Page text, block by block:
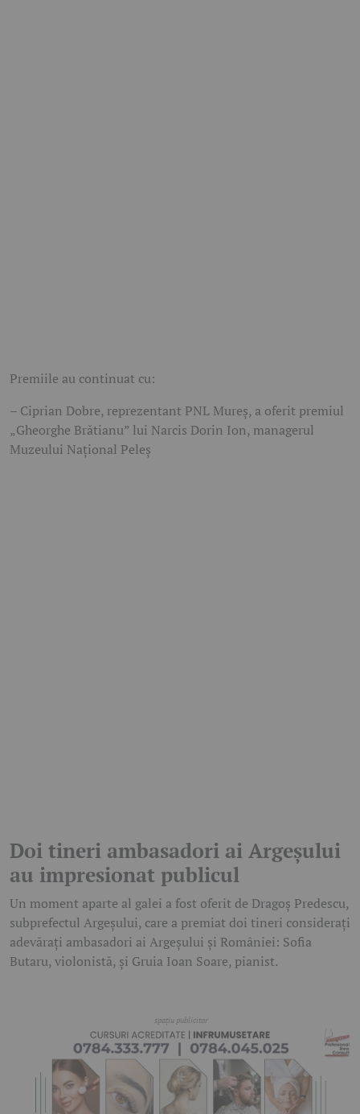
Premiile au continuat cu:
– Ciprian Dobre, reprezentant PNL Mureș, a oferit premiul
„Gheorghe Brătianu” lui Narcis Dorin Ion, managerul
Muzeului Național Peleș
Doi tineri ambasadori ai Argeșului
au impresionat publicul
Un moment aparte al galei a fost oferit de Dragoș Predescu,
subprefectul Argeșului, care a premiat doi tineri considerați
adevărați ambasadori ai Argeșului și României: Sofia
Butaru, violonistă, și Gruia Ioan Soare, pianist.